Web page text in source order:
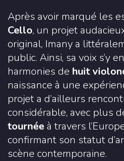
Après avoir marqué les
Cello, un projet
original, Imany a
public. Ainsi, sa voix s’y
harmonies de huit
naissance à une
projet a d’ailleurs
considérable, avec plus
tournéeà travers
confirmant son statut
scène contemporaine.